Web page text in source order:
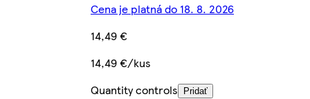
Cena je platná do 18. 8. 2026
14,49 €
14,49 €/kus
Quantity controls
Pridať